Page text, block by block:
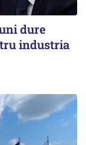
dure
industria